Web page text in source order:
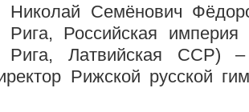
Николай Семёнович
Рига, Российская
Рига, Латвийская ССР)
Рижской русской